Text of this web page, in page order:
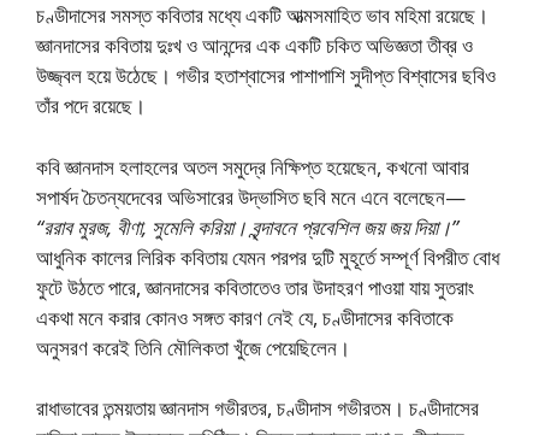
চণ্ডীদাসের সমস্ত কবিতার মধ্যে একটি আত্মসমাহিত ভাব মহিমা রয়েছে।
জ্ঞানদাসের‌ কবিতায় দুঃখ ও আনন্দের এক একটি চকিত অভিজ্ঞতা তীব্র ও
উজ্জ্বল হয়ে উঠেছে। গভীর হতাশ্বাসের পাশাপাশি সুদীপ্ত বিশ্বাসের ছবিও
তাঁর পদে রয়েছে।
কবি জ্ঞানদাস হলাহলের অতল সমুদ্রে নিক্ষিপ্ত হয়েছেন, কখনো আবার
সপার্ষদ চৈতন্যদেবের অভিসারের উদ্ভাসিত ছবি মনে এনে বলেছেন—
“ররাব মুরজ, বীণা, সুমেলি করিয়া। বৃন্দাবনে প্রবেশিল জয় জয় দিয়া।”
আধুনিক কালের লিরিক কবিতায় যেমন পরপর দুটি‌ মুহূর্তে সম্পূর্ণ বিপরীত বোধ
ফুটে উঠতে পারে, জ্ঞানদাসের কবিতাতেও তার উদাহরণ পাওয়া যায় সুতরাং
একথা মনে করার কোনও সঙ্গত কারণ নেই যে, চণ্ডীদাসের কবিতাকে
অনুসরণ করেই তিনি মৌলিকতা খুঁজে পেয়েছিলেন।
রাধাভাবের তন্ময়তায় জ্ঞানদাস গভীরতর, চণ্ডীদাস গভীরতম। চণ্ডীদাসের